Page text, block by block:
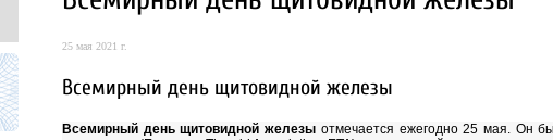
25 мая 2021 г.
Всемирный день щитовидной железы
Всемирный день щитовидной железы отмечается ежегодно 25 мая. Он